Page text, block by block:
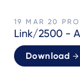
19 MAR 20
Link/2500 -
Download